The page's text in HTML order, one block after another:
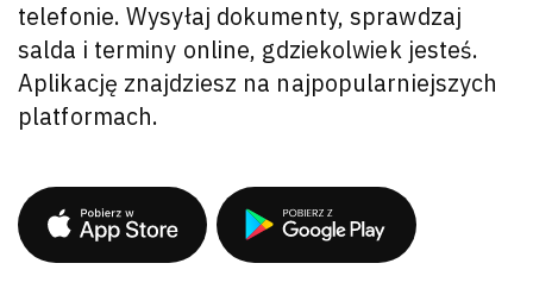
telefonie. Wysyłaj dokumenty, sprawdzaj
salda i terminy online, gdziekolwiek jesteś.
Aplikację znajdziesz na najpopularniejszych
platformach.